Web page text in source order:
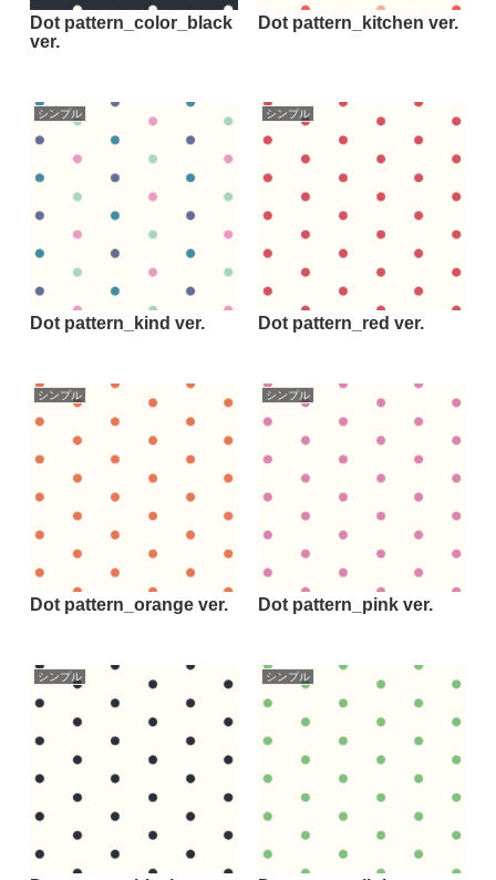
Dot pattern_color_black
ver.
Dot pattern_kitchen ver.
シンプル
Dot pattern_kind ver.
シンプル
Dot pattern_red ver.
シンプル
Dot pattern_orange ver.
シンプル
Dot pattern_pink ver.
シンプル シンプル